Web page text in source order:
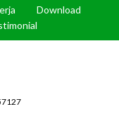
Download